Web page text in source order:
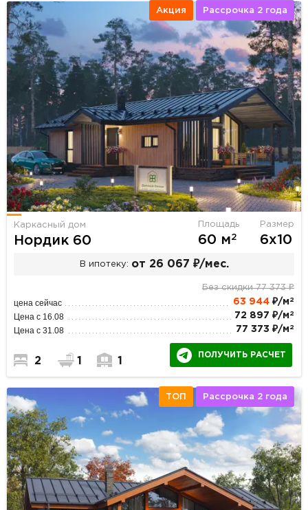
Акция Рассрочка 2 года
Каркасный дом
Нордик 60
Площадь
60 м2
Размер
6х10
В ипотеку: от 26 067 ₽/мес.
Без скидки 77 373 ₽
цена сейчас 63 944₽/м 2
Цена с 16.08 72 897 ₽/м 2
Цена с 31.08 77 373 ₽/м 2
2 1 1
ПОЛУЧИТЬ РАСЧЕТ
ТОП Рассрочка 2 года